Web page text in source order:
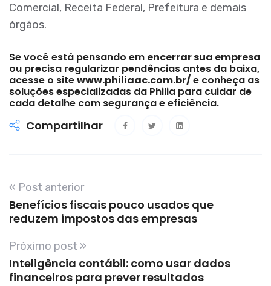
Comercial, Receita Federal, Prefeitura e demais
órgãos.
Se você está pensando em encerrar sua empresa
ou precisa regularizar pendências antes da baixa,
acesse o sitewww.philiaac.com.br/e conheça as
soluções especializadas da Philia para cuidar de
cada detalhe com segurança e eficiência.
Compartilhar
« Post anterior
Benefícios fiscais pouco usados que
reduzem impostos das empresas
Próximo post »
Inteligência contábil: como usar dados
financeiros para prever resultados